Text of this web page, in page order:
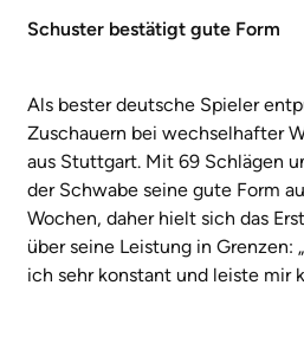
Schuster bestätigt gute Form
Als bester deutsche Spieler
Zuschauern bei wechselhafter
aus Stuttgart. Mit 69 Schlägen
der Schwabe seine gute Form
Wochen, daher hielt sich das
über seine Leistung in Grenzen:
ich sehr konstant und leiste mir